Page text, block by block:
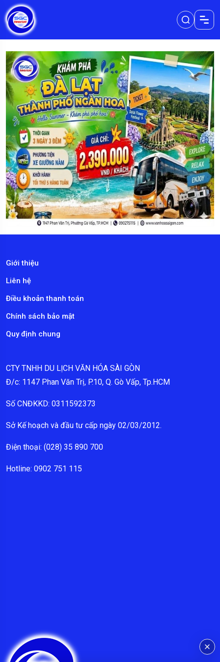
Giới thiệu
Liên hệ
Điều khoản thanh toán
Chính sách bảo mật
Quy định chung
CTY TNHH DU LỊCH VĂN HÓA SÀI GÒN
Đ/c: 1147 Phan Văn Trị, P.10, Q. Gò Vấp, Tp.HCM
Số CNĐKKD: 0311592373
Sở Kế hoạch và đầu tư cấp ngày 02/03/2012.
Điện thoại: (028) 35 890 700
Hotline: 0902 751 115